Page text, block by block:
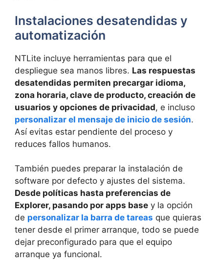
Instalaciones desatendidas y
automatización
NTLite incluye herramientas para que el
despliegue sea manos libres. Las respuestas
desatendidas permiten precargar idioma,
zona horaria, clave de producto, creación de
usuarios y opciones de privacidad, e incluso
personalizar el mensaje de inicio de sesión.
Así evitas estar pendiente del proceso y
reduces fallos humanos.
También puedes preparar la instalación de
software por defecto y ajustes del sistema.
Desde políticas hasta preferencias de
Explorer, pasando por apps base y la opción
de personalizar la barra de tareas que quieras
tener desde el primer arranque, todo se puede
dejar preconfigurado para que el equipo
arranque ya funcional.